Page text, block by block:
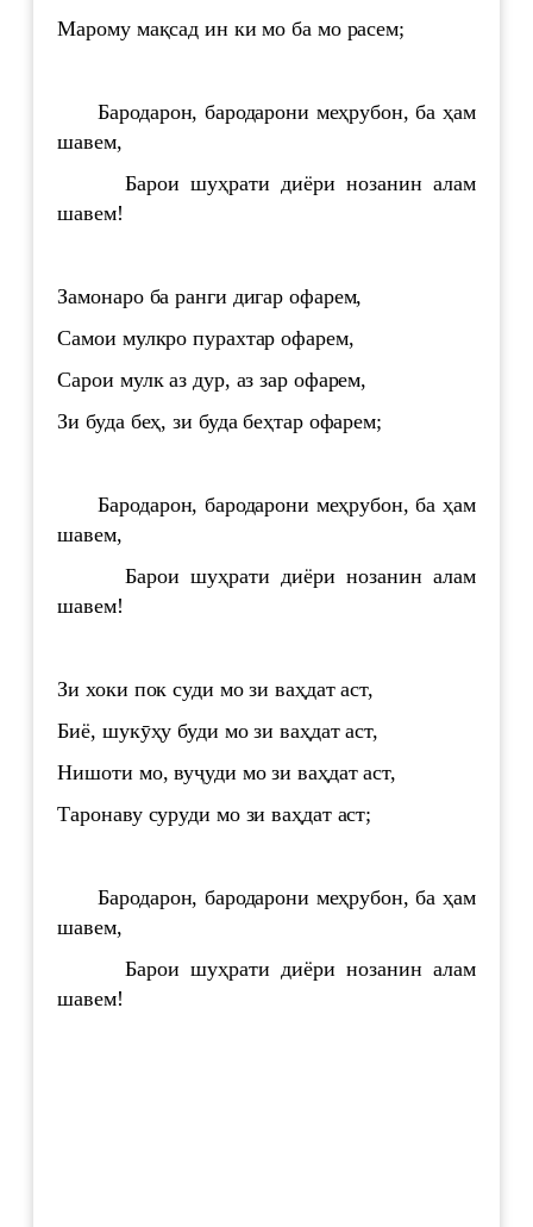
Марому мақсад ин ки мо ба мо расем;
Бародарон, бародарони меҳрубон, ба ҳам
шавем,
Барои шуҳрати диёри нозанин алам
шавем!
Замонаро ба ранги дигар офарем,
Самои мулкро пурахтар офарем,
Сарои мулк аз дур, аз зар офарем,
Зи буда беҳ, зи буда беҳтар офарем;
Бародарон, бародарони меҳрубон, ба ҳам
шавем,
Барои шуҳрати диёри нозанин алам
шавем!
Зи хоки пок суди мо зи ваҳдат аст,
Биё, шукӯҳу буди мо зи ваҳдат аст,
Нишоти мо, вуҷуди мо зи ваҳдат аст,
Таронаву суруди мо зи ваҳдат аст;
Бародарон, бародарони меҳрубон, ба ҳам
шавем,
Барои шуҳрати диёри нозанин алам
шавем!